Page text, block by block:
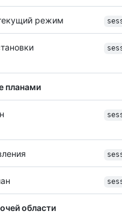
режим
планами
области